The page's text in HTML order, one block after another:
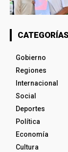
CATEGORÍAS
Gobierno
Regiones
Internacional
Social
Deportes
Política
Economía
Cultura